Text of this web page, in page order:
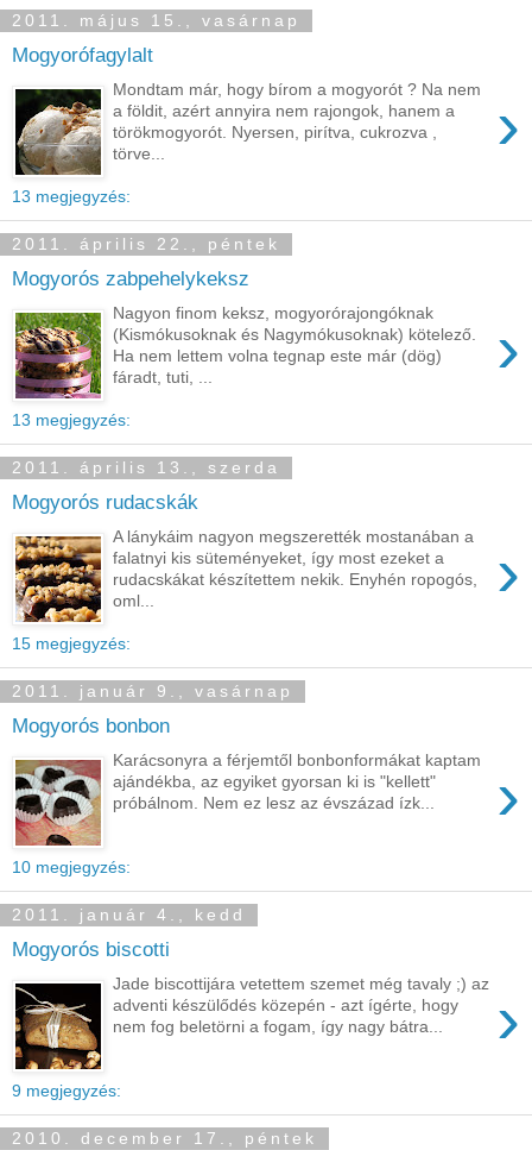
2011. május 15., vasárnap
Mogyorófagylalt
›
Mondtam már, hogy bírom a mogyorót ? Na nem
a földit, azért annyira nem rajongok, hanem a
törökmogyorót. Nyersen, pirítva, cukrozva ,
törve...
13 megjegyzés:
2011. április 22., péntek
Mogyorós zabpehelykeksz
›
Nagyon finom keksz, mogyorórajongóknak
(Kismókusoknak és Nagymókusoknak) kötelező.
Ha nem lettem volna tegnap este már (dög)
fáradt, tuti, ...
13 megjegyzés:
2011. április 13., szerda
Mogyorós rudacskák
›
A lánykáim nagyon megszerették mostanában a
falatnyi kis süteményeket, így most ezeket a
rudacskákat készítettem nekik. Enyhén ropogós,
oml...
15 megjegyzés:
2011. január 9., vasárnap
Mogyorós bonbon
›
Karácsonyra a férjemtől bonbonformákat kaptam
ajándékba, az egyiket gyorsan ki is "kellett"
próbálnom. Nem ez lesz az évszázad ízk...
10 megjegyzés:
2011. január 4., kedd
Mogyorós biscotti
›
Jade biscottijára vetettem szemet még tavaly ;) az
adventi készülődés közepén - azt ígérte, hogy
nem fog beletörni a fogam, így nagy bátra...
9 megjegyzés:
2010. december 17., péntek